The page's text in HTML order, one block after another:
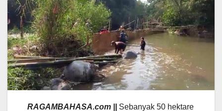
RAGAMBAHASA.com || Sebanyak 50 hektare